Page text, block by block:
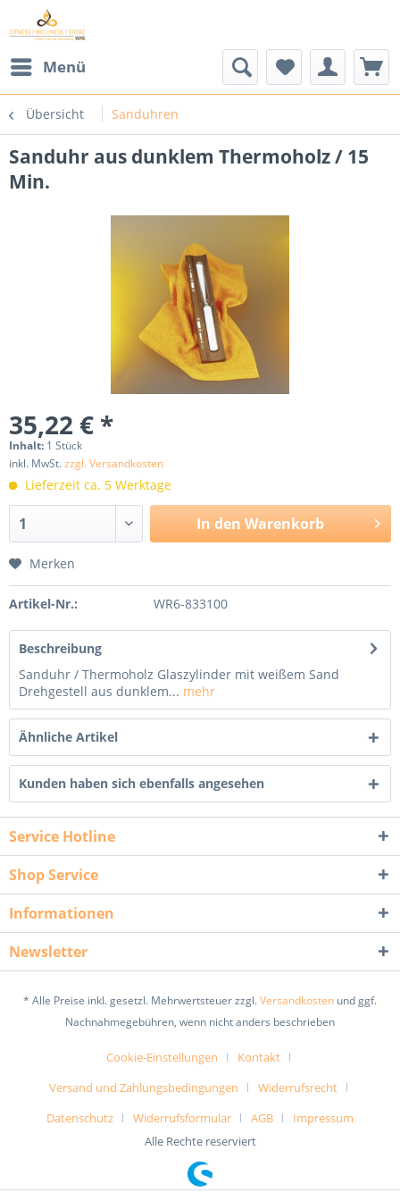
Menü
Übersicht Sanduhren
Sanduhr aus dunklem Thermoholz / 15
Min.
35,22 € *
Inhalt: 1 Stück
inkl. MwSt.zzgl. Versandkosten
Lieferzeit ca. 5 Werktage
In den Warenkorb
Merken
Artikel-Nr.: WR6-833100
Beschreibung
Sanduhr / Thermoholz Glaszylinder mit weißem Sand
Drehgestell aus dunklem... mehr
Ähnliche Artikel
Kunden haben sich ebenfalls angesehen
Service Hotline
Shop Service
Informationen
Newsletter
* Alle Preise inkl. gesetzl. Mehrwertsteuer zzgl.Versandkosten und ggf.
Nachnahmegebühren, wenn nicht anders beschrieben
Cookie-Einstellungen
Kontakt
Versand und Zahlungsbedingungen
Widerrufsrecht
Datenschutz
Widerrufsformular AGB
Impressum
Alle Rechte reserviert